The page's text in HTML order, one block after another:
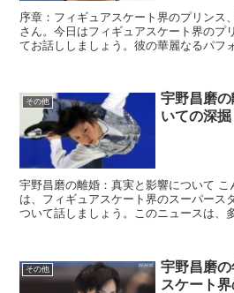
序章：フィギュアスケート界のプリンス、宇野昌磨
さん。今日はフィギュアスケート界のプ
てお話ししましょう。彼の華麗なるパフ
その他
宇野昌磨
いての深
宇野昌磨の離婚：真実と影響について こんにちは、皆さん。今日
は、フィギュアスケート界のスーパース
ついて話しましょう。このニュースは、
その他
宇野昌磨
スケート